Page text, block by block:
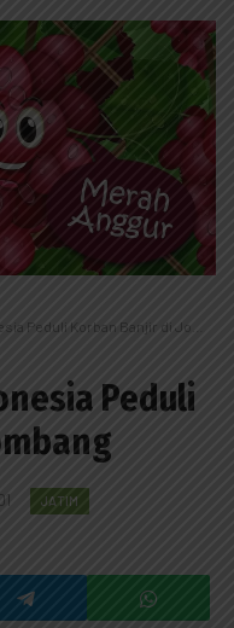
Peduli Korban Banjir di Jombang
Peduli
JATIM